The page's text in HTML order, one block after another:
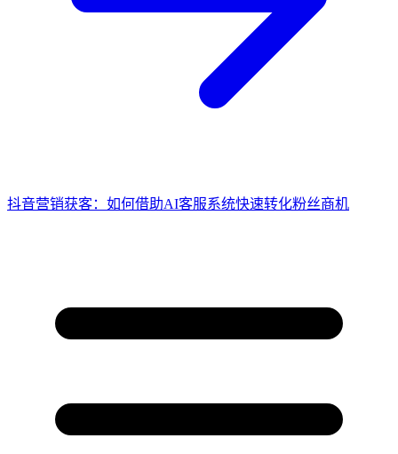
抖音营销获客：如何借助AI客服系统快速转化粉丝商机